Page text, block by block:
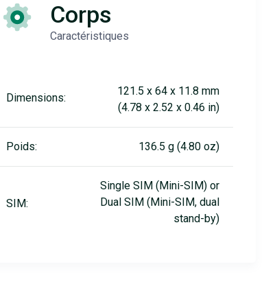
Corps
Caractéristiques
Dimensions:
121.5 x 64 x 11.8 mm
(4.78 x 2.52 x 0.46 in)
Poids: 136.5 g (4.80 oz)
SIM:
Single SIM (Mini-SIM) or
Dual SIM (Mini-SIM, dual
stand-by)